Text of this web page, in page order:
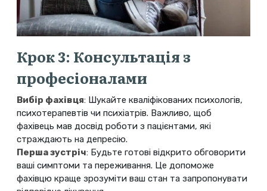
Крок 3: Консультація з
професіоналами
Вибір фахівця: Шукайте кваліфікованих психологів,
психотерапевтів чи психіатрів. Важливо, щоб
фахівець мав досвід роботи з пацієнтами, які
страждають на депресію.
Перша зустріч: Будьте готові відкрито обговорити
ваші симптоми та переживання. Це допоможе
фахівцю краще зрозуміти ваш стан та запропонувати